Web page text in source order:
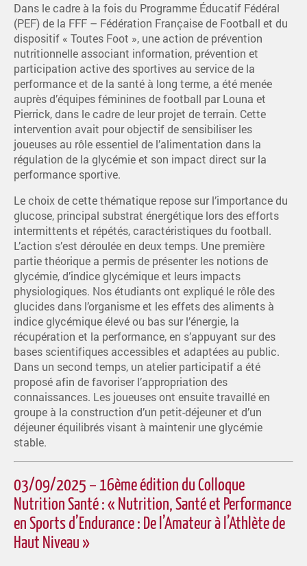
Dans le cadre à la fois du Programme Éducatif Fédéral
(PEF) de la FFF – Fédération Française de Football et du
dispositif « Toutes Foot », une action de prévention
nutritionnelle associant information, prévention et
participation active des sportives au service de la
performance et de la santé à long terme, a été menée
auprès d’équipes féminines de football par Louna et
Pierrick, dans le cadre de leur projet de terrain. Cette
intervention avait pour objectif de sensibiliser les
joueuses au rôle essentiel de l’alimentation dans la
régulation de la glycémie et son impact direct sur la
performance sportive.
Le choix de cette thématique repose sur l’importance du
glucose, principal substrat énergétique lors des efforts
intermittents et répétés, caractéristiques du football.
L’action s’est déroulée en deux temps. Une première
partie théorique a permis de présenter les notions de
glycémie, d’indice glycémique et leurs impacts
physiologiques. Nos étudiants ont expliqué le rôle des
glucides dans l’organisme et les effets des aliments à
indice glycémique élevé ou bas sur l’énergie, la
récupération et la performance, en s’appuyant sur des
bases scientifiques accessibles et adaptées au public.
Dans un second temps, un atelier participatif a été
proposé afin de favoriser l’appropriation des
connaissances. Les joueuses ont ensuite travaillé en
groupe à la construction d’un petit-déjeuner et d’un
déjeuner équilibrés visant à maintenir une glycémie
stable.
03/09/2025 – 16ème édition du Colloque
Nutrition Santé : « Nutrition, Santé et Performance
en Sports d’Endurance : De l’Amateur à l’Athlète de
Haut Niveau »